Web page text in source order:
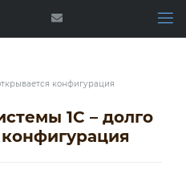
конфигурация
1С – долго